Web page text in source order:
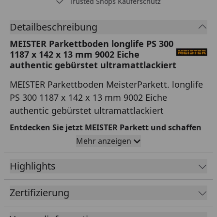
Detailbeschreibung
MEISTER Parkettboden longlife PS 300
1187 x 142 x 13 mm 9002 Eiche
authentic gebürstet ultramattlackiert
MEISTER Parkettboden MeisterParkett. longlife
PS 300 1187 x 142 x 13 mm 9002 Eiche
authentic gebürstet ultramattlackiert
Entdecken Sie jetzt MEISTER Parkett und schaffen
Sie eine natürliche und langlebige Atmosphäre in
Ihrem Zuhause!
MeisterParkett. longlife - Der strapazierfähige und
langlebige Bodenbelag fürs Leben!
Dank seines speziellen Aufbaus mit
einerhochwertigen HDF-Mittellage(HDF = high
Mehr anzeigen
Highlights
Zertifizierung